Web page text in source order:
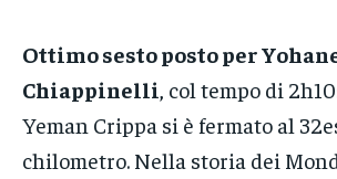
Ottimo sesto posto per
Chiappinelli , col tempo di
Yeman Crippa si è fermato al
chilometro. Nella storia dei